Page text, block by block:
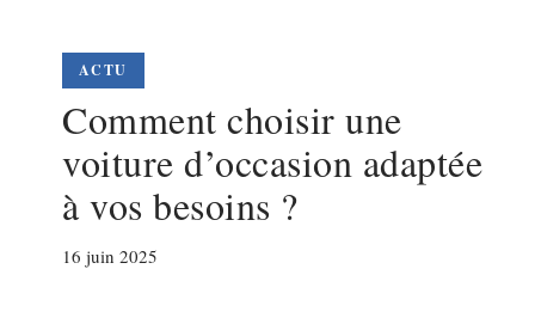
ACTU
Comment choisir une
voiture d’occasion adaptée
à vos besoins ?
16 juin 2025